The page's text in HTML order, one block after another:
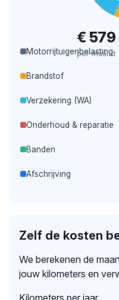
€ 579
per maand
Motorrijtuigenbelasting
Brandstof
Verzekering (WA)
Onderhoud & reparatie
Banden
Afschrijving
Zelf de kosten
We berekenen de
jouw kilometers en
Kilometers per jaar